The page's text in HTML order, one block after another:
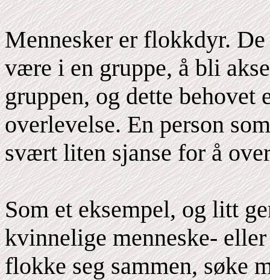
Mennesker er flokkdyr.
være i en gruppe, å bli
gruppen, og dette
overlevelse. En person
svært liten sjanse for å
Som et eksempel, og litt
kvinnelige menneske-
flokke seg sammen, søke